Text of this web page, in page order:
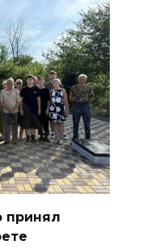
принял